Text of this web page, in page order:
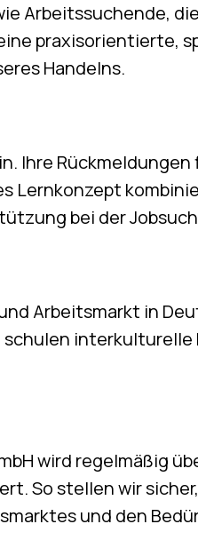
Arbeitssuchende,
praxisorientierte,
Handelns.
Ihre
Lernkonzept
bei der
Arbeitsmarkt in
wird regelmäßig
So stellen wir
und den